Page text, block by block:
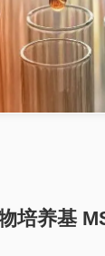
培养基